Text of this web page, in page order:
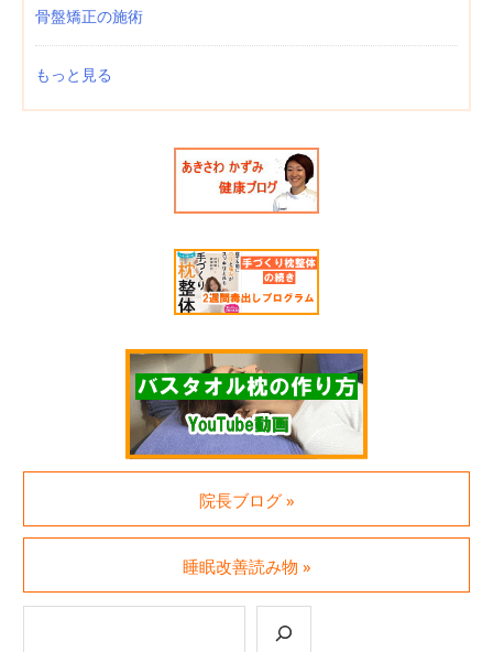
骨盤矯正の施術
もっと見る
院長ブログ »
睡眠改善読み物 »